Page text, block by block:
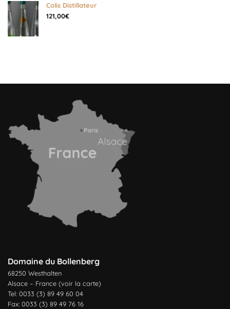
Colis Distillateur
121,00€
Domaine du Bollenberg
68250 Westhalten
Alsace – France (voir la carte)
Tel: 0033 (3) 89 49 60 04
Fax: 0033 (3) 89 49 76 16